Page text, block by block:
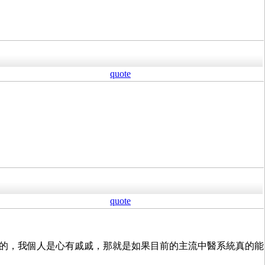
quote
quote
，我個人是心有戚戚，那就是如果目前的主流中醫系統真的能